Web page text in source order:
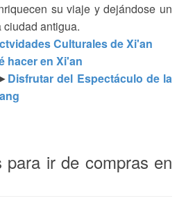
su viaje y dejándose un
ciudad antigua.
Culturales de Xi'an
hacer en Xi'an
Disfrutar del Espectáculo de la
para ir de compras en